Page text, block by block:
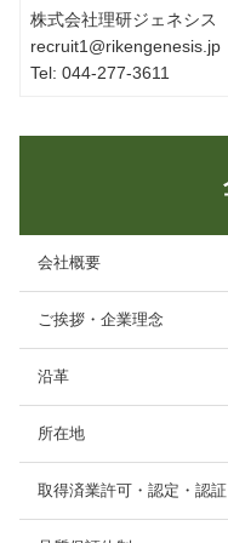
株式会社理研ジェネシ
recruit1@rikengenesis.jp
Tel: 044-277-3611
会社概要
ご挨拶・企業理念
沿革
所在地
取得済業許可・認定・認証